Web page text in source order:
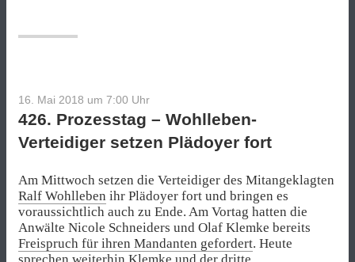
16. Mai 2018 um 7:00 Uhr
426. Prozesstag – Wohlleben-
Verteidiger setzen Plädoyer fort
Am Mittwoch setzen die Verteidiger des Mitangeklagten
Ralf Wohlleben ihr Plädoyer fort und bringen es
voraussichtlich auch zu Ende. Am Vortag hatten die
Anwälte Nicole Schneiders und Olaf Klemke bereits
Freispruch für ihren Mandanten gefordert. Heute